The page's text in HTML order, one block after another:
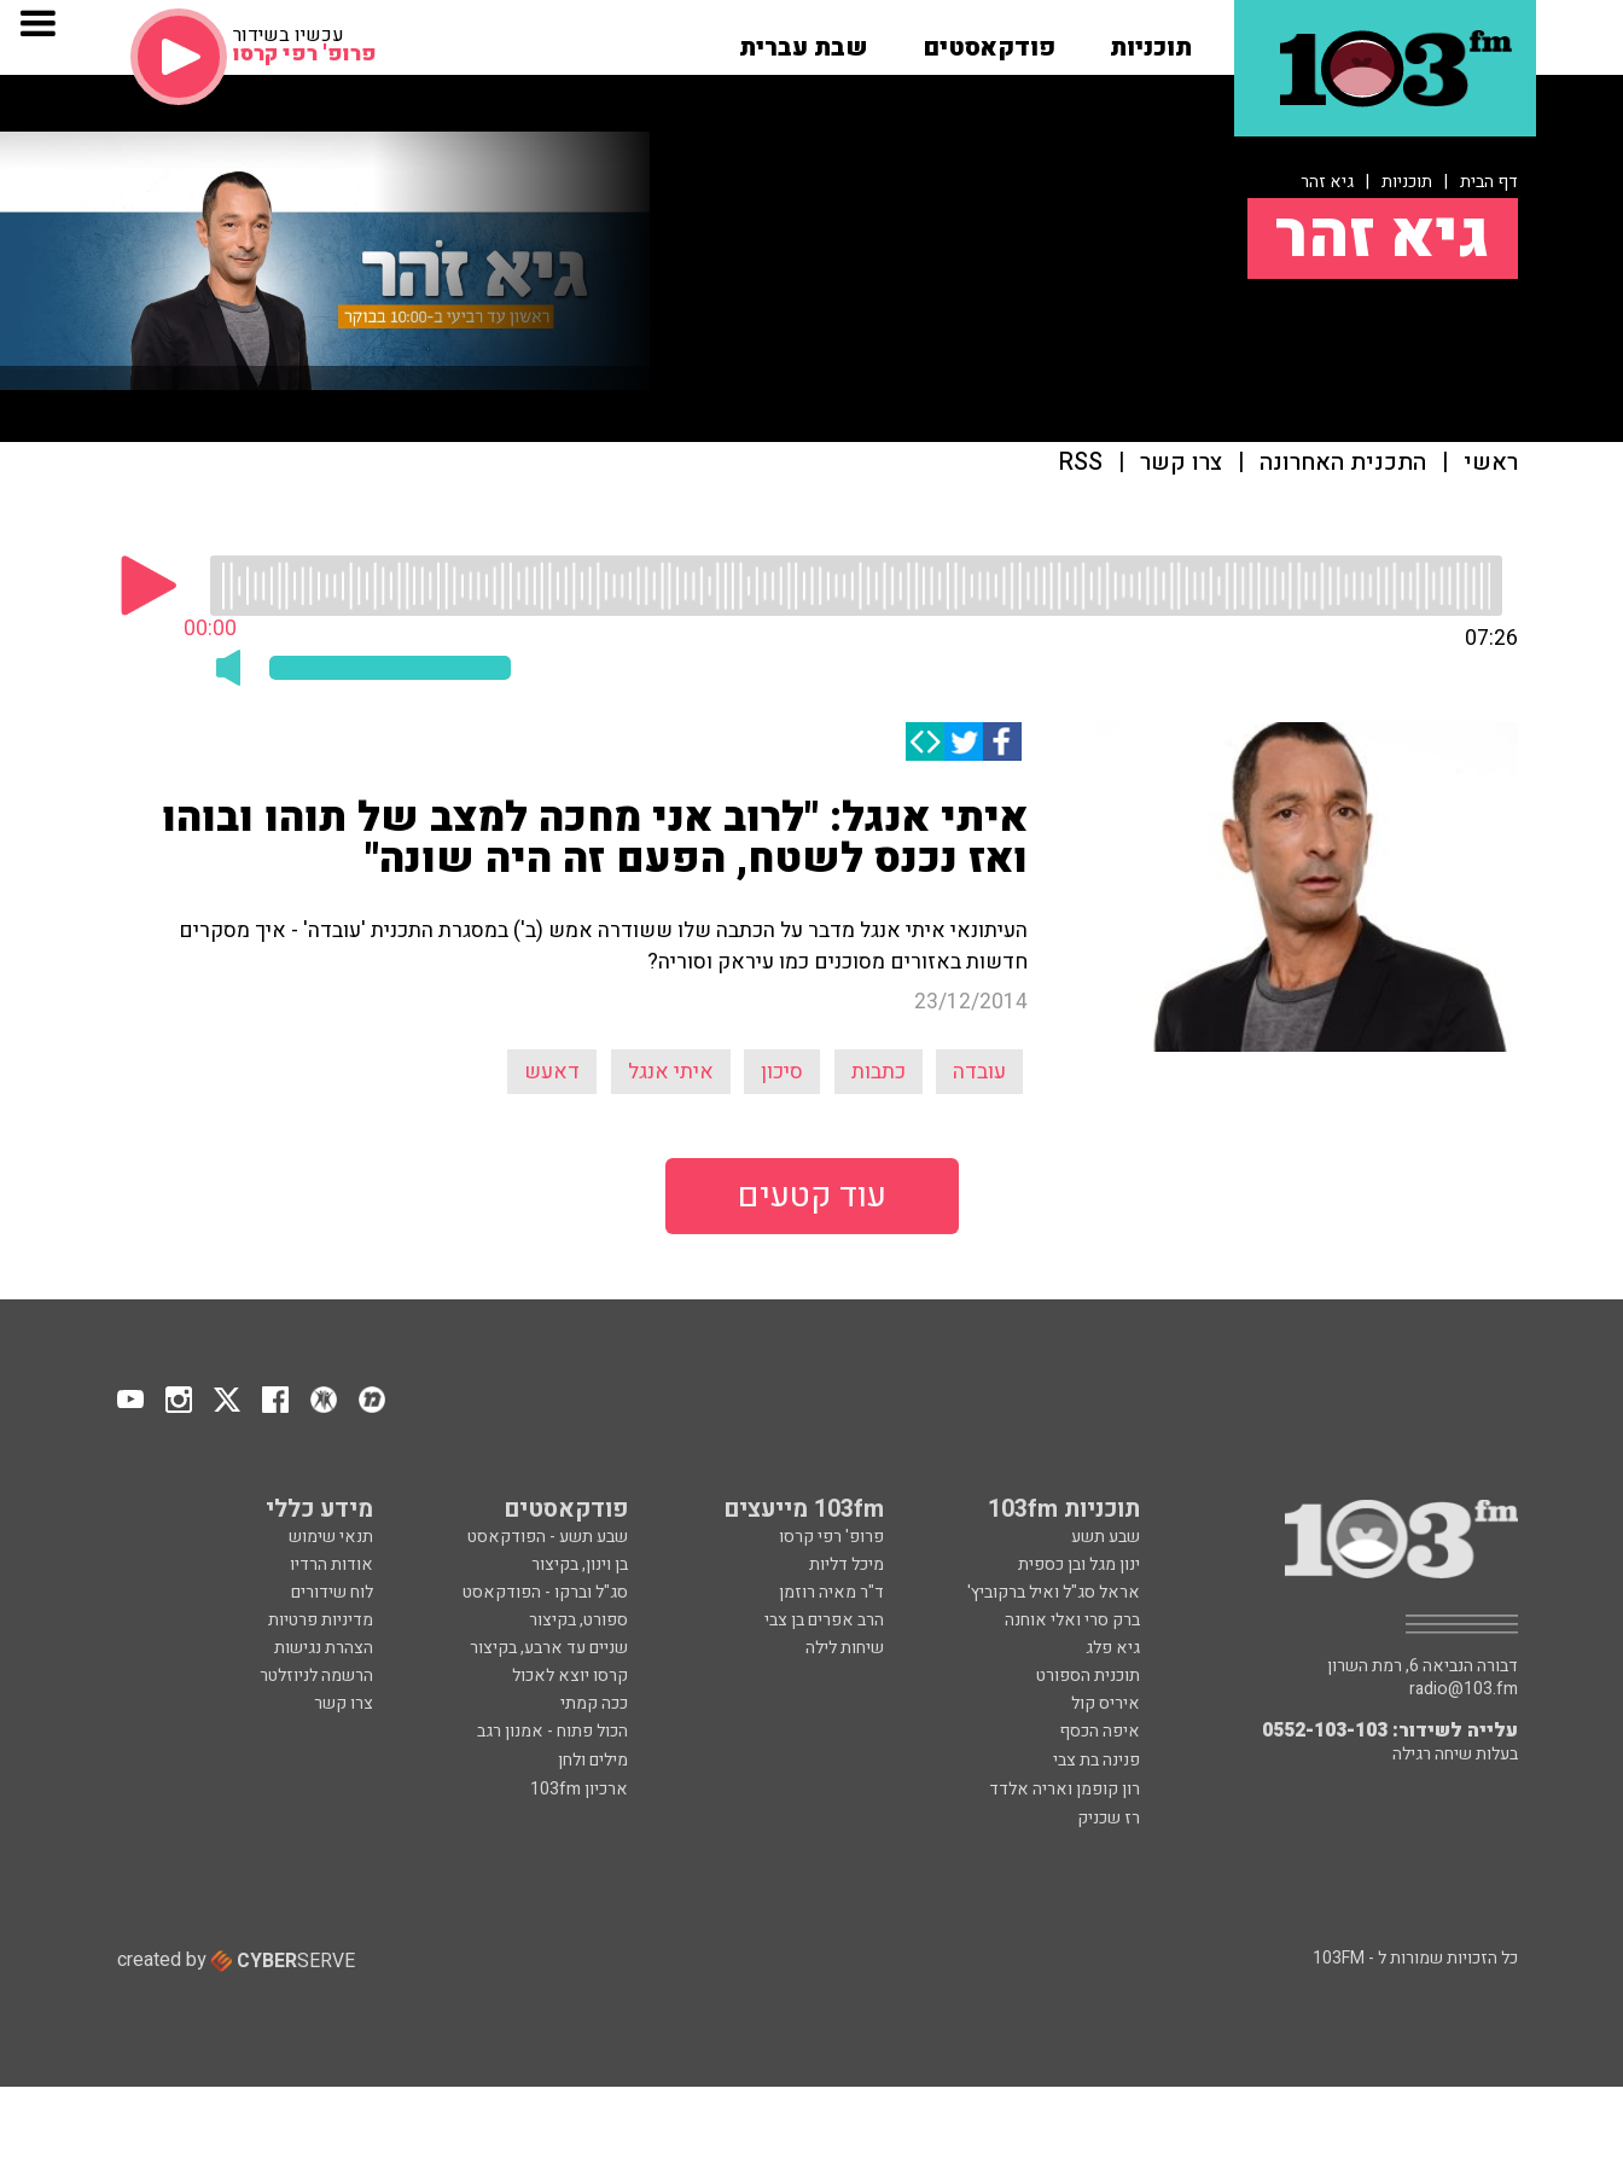
תוכניות פודקאסטים שבת עברית עכשיו בשידור
פרופ' רפי קרסו
דף הבית | תוכניות | גיא זהר
גיא זהר
ראשי | התכנית האחרונה | צרו קשר |
RSS
00:00 07:26
איתי אנגל: "לרוב אני מחכה למצב של תוהו ובוהו
ואז נכנס לשטח, הפעם זה היה שונה"
העיתונאי איתי אנגל מדבר על הכתבה שלו ששודרה אמש (ב') במסגרת התכנית 'עובדה' - איך מסקרים
חדשות באזורים מסוכנים כמו עיראק וסוריה?
23/12/2014
עובדה כתבות סיכון איתי אנגל דאעש
עוד קטעים
תוכניות 103fm 103fm מייעצים פודקאסטים מידע כללי
שבע תשע פרופ' רפי קרסו שבע תשע - הפודקאסט
תנאי שימוש
ינון מגל ובן כספית
מיכל דליות בן וינון, בקיצור
אודות הרדיו
אראל סג"ל ואיל ברקוביץ'
ד"ר מאיה רוזמן סג"ל וברקו - הפודקאסט
לוח שידורים
ברק סרי ואלי אוחנה
הרב אפרים בן צבי ספורט, בקיצור
מדיניות פרטיות
גיא פלג
שיחות לילה שניים עד ארבע, בקיצור
הצהרת נגישות
תוכנית הספורט
קרסו יוצא לאכול
הרשמה לניוזלטר
איריס קול
ככה קמתי
צרו קשר
איפה הכסף
הכול פתוח - אמנון רגב
פנינה בת צבי
מילים ולחן
רון קופמן ואריה אלדד
ארכיון 103fm
רז שכניק
דבורה הנביאה 6, רמת השרון
radio@103.fm
עלייה לשידור: 0552-103-103
בעלות שיחה רגילה
כל הזכויות שמורות ל - 103FM created by CYBERSERVE